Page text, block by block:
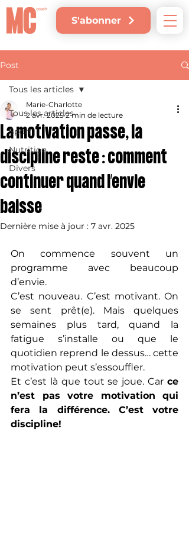
S'abonner
Post
Tous les articles
Sport
Nutrition
Divers
Tous les articles
La motivation passe, la
discipline reste : comment
continuer quand l’envie
baisse
Marie-Charlotte
2 avr. 2025 2 min de lecture
Dernière mise à jour : 7 avr. 2025
On commence souvent un
programme avec beaucoup
d’envie.
C’est nouveau. C’est motivant. On
se sent prêt(e). Mais quelques
semaines plus tard, quand la
fatigue s’installe ou que le
quotidien reprend le dessus… cette
motivation peut s’essouffler.
Et c’est là que tout se joue. Car ce
n’est pas votre motivation qui
fera la différence. C’est votre
discipline!